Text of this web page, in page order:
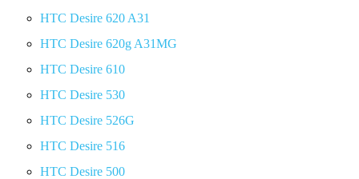
HTC Desire 620 A31
HTC Desire 620g A31MG
HTC Desire 610
HTC Desire 530
HTC Desire 526G
HTC Desire 516
HTC Desire 500